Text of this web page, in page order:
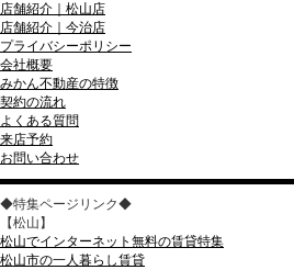
店舗紹介｜松山店
店舗紹介｜今治店
プライバシーポリシー
会社概要
みかん不動産の特徴
契約の流れ
よくある質問
来店予約
お問い合わせ
◆特集ページリンク◆
【松山】
松山でインターネット無料の賃貸特集
松山市の一人暮らし賃貸